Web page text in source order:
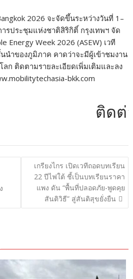
2026 จะจัดขึ้นระหว่างวันที่ 1–
ประชุมแห่งชาติสิริกิติ์ กรุงเทพฯ จัด
Energy Week 2026 (ASEW) เวที
นำของภูมิภาค คาดว่าจะมีผู้เข้าชมงาน
ก ติดตามรายละเอียดเพิ่มเติมและลง
bkk.com
ติดต่อ
เกรียงไกร เปิดเวทีถอดบทเรียน
22 ปีไฟใต้ ชี้เป็นบทเรียนราคา
แพง ดัน “พื้นที่ปลอดภัย-พูดคุย
สันติวิธี” สู่สันติสุขยั่งยืน